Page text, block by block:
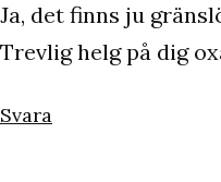
Ja, det finns ju
Trevlig helg på dig
Svara